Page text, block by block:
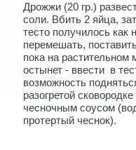
Дрожжи (20 гр.)
соли. Вбить 2 яйца,
тесто получилось как
перемешать,
пока на растительном
остынет - ввести в
возможность
разогретой
чесночным соусом
протертый чеснок).